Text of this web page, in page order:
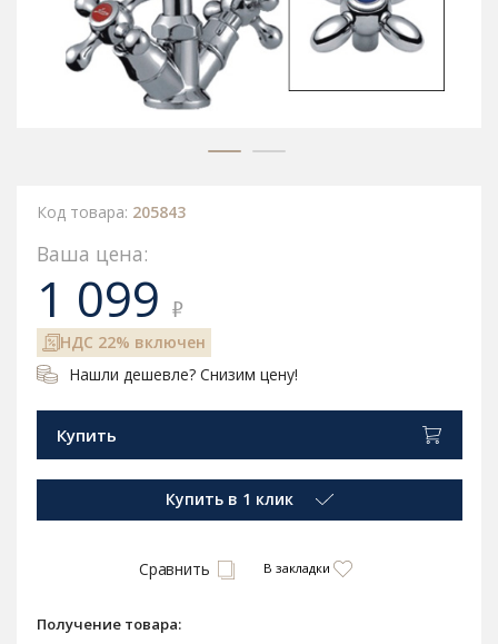
Код товара: 205843
Ваша цена:
1 099 ₽
НДС 22% включен
Нашли дешевле? Снизим цену!
Купить
Купить в 1 клик
Сравнить В закладки
Получение товара: